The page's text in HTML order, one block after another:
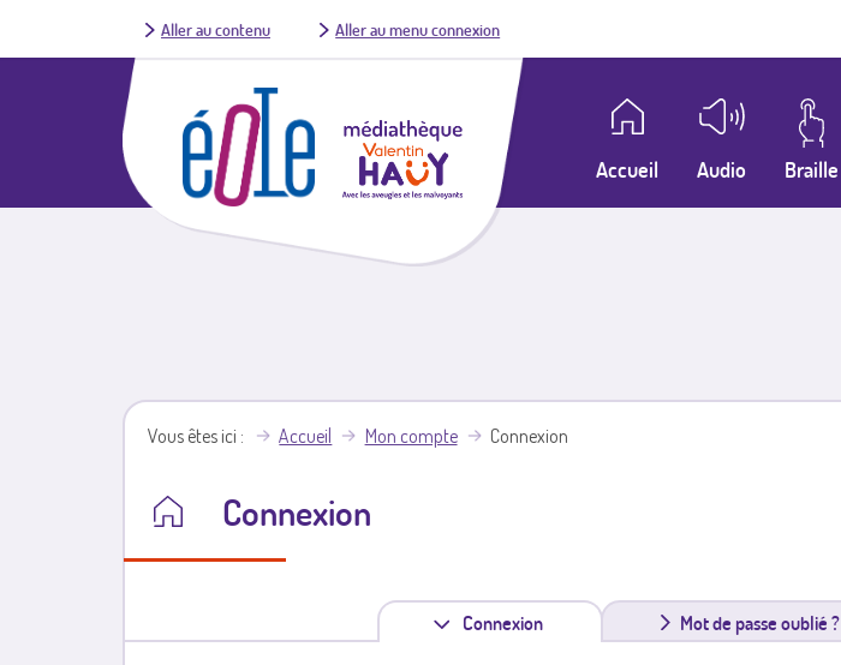
Aller au contenu Aller au menu connexion
Accueil Audio Braille
Vous êtes ici Accueil Mon compte Connexion
Connexion
Connexion Mot de passe oublié ?